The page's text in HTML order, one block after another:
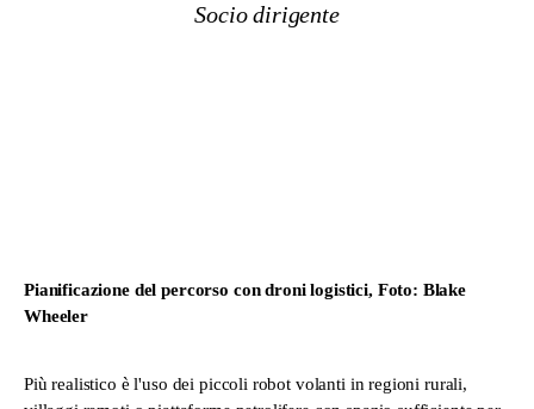
Socio dirigente
Pianificazione del percorso con droni logistici, Foto: Blake
Wheeler
Più realistico è l'uso dei piccoli robot volanti in regioni rurali,